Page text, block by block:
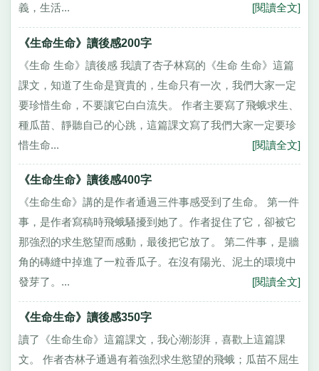
義，生活... [閱讀全文]
《生命生命》讀後感200字
《生命 生命》讀後感 我讀了杏子林寫的《生命 生命》這篇
課文，知道了生命是寶貴的，生命只有一次，我們大家一定
要珍惜生命，不要讓它白白流失。 作者主要寫了飛蛾求生、
種瓜苗、靜聽自己的心跳，這篇課文寫了我們大家一定要珍
惜生命...
[閱讀全文]
《生命生命》讀後感400字
《生命生命》講的是作者通過三件事感受到了生命。 第一件
事，是作者寫稿時飛蛾騷擾到她了。作者捉住了它，卻被它
那強烈的求生慾望而感動，最後把它放了。 第二件事，是牆
角的磚縫中掉進了一粒香瓜子。在沒有陽光、泥土的環境中
發芽了。...
[閱讀全文]
《生命生命》讀後感350字
讀了《生命生命》這篇課文，我心潮澎湃，喜歡上這篇課
文。 作者杏林子通過有着強烈求生慾望的飛蛾；瓜苗不屈生